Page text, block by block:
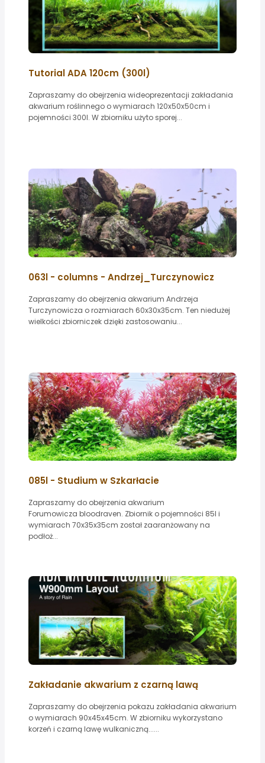
Tutorial ADA 120cm (300l)
Zapraszamy do obejrzenia wideoprezentacji zakładania
akwarium roślinnego o wymiarach 120x50x50cm i
pojemności 300l. W zbiorniku użyto sporej...
063l - columns - Andrzej_Turczynowicz
Zapraszamy do obejrzenia akwarium Andrzeja
Turczynowicza o rozmiarach 60x30x35cm. Ten niedużej
wielkości zbiorniczek dzięki zastosowaniu...
085l - Studium w Szkarłacie
Zapraszamy do obejrzenia akwarium
Forumowicza bloodraven. Zbiornik o pojemności 85l i
wymiarach 70x35x35cm został zaaranżowany na
podłoż...
Zakładanie akwarium z czarną lawą
Zapraszamy do obejrzenia pokazu zakładania akwarium
o wymiarach 90x45x45cm. W zbiorniku wykorzystano
korzeń i czarną lawę wulkaniczną......